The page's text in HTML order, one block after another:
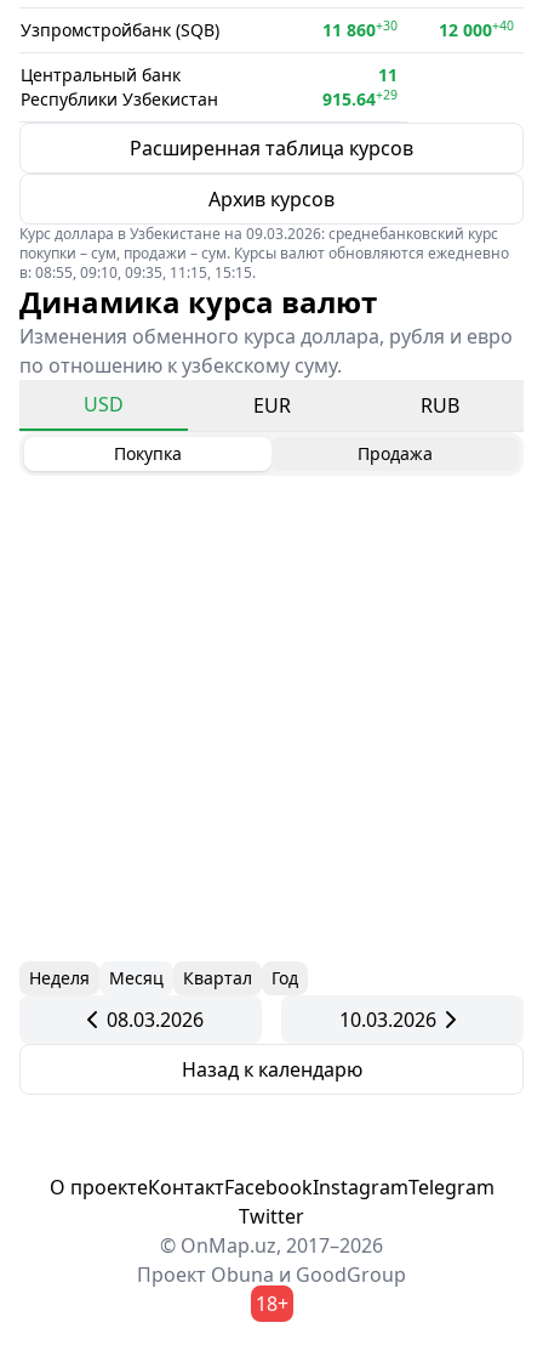
Узпромстройбанк (SQB) 11 860+30 12 000+40
Центральный банк
Республики Узбекистан
11
915.64+29
Расширенная таблица курсов
Архив курсов
Курс доллара в Узбекистане на 09.03.2026: среднебанковский курс
покупки – сум, продажи – сум. Курсы валют обновляются ежедневно
в: 08:55, 09:10, 09:35, 11:15, 15:15.
Динамика курса валют
Изменения обменного курса доллара, рубля и евро
по отношению к узбекскому суму.
USD
EUR RUB
Покупка Продажа
Неделя Месяц Квартал Год
08.03.2026
10.03.2026
Назад к календарю
О проектеКонтактFacebookInstagramTelegram
Twitter
© OnMap.uz, 2017–2026
Проект Obuna и GoodGroup
18+